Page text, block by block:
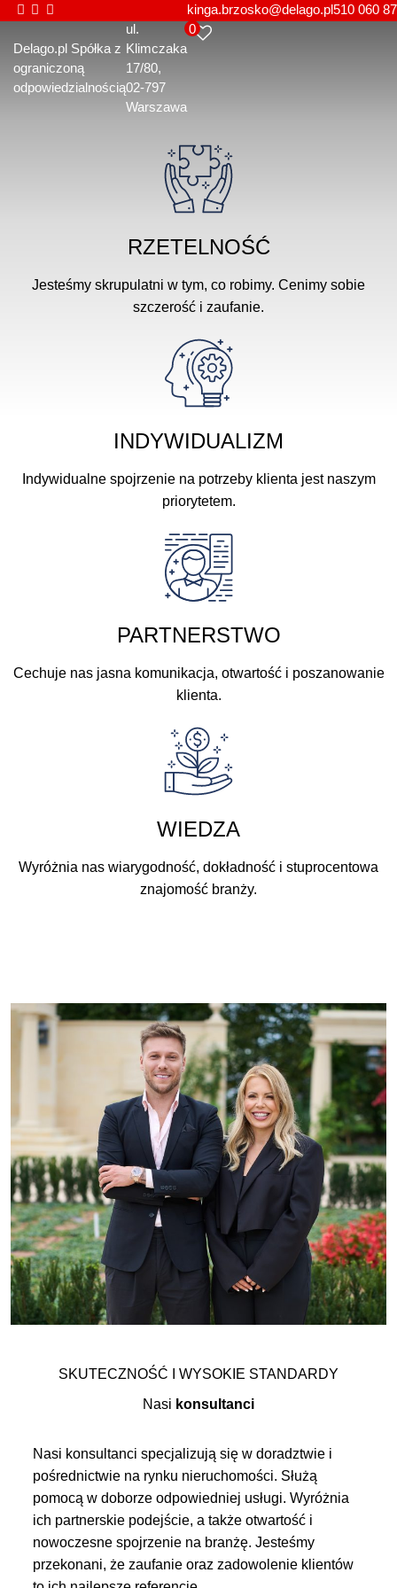
Delago.pl Spółka z
ograniczoną
odpowiedzialnością
ul.
Klimczaka
17/80
02-797
Warszawa
kinga.brzosko@delago.pl510 060
0
RZETELNOŚĆ
Jesteśmy skrupulatni w tym, co robimy. Cenimy sobie
szczerość i zaufanie.
INDYWIDUALIZM
Indywidualne spojrzenie na potrzeby klienta jest naszym
priorytetem.
PARTNERSTWO
Cechuje nas jasna komunikacja, otwartość i poszanowanie
klienta.
WIEDZA
Wyróżnia nas wiarygodność, dokładność i stuprocentowa
znajomość branży.
SKUTECZNOŚĆ I WYSOKIE STANDARDY
Nasi konsultanci
Nasi konsultanci specjalizują się w doradztwie i
pośrednictwie na rynku nieruchomości. Służą
pomocą w doborze odpowiedniej usługi. Wyróżnia
ich partnerskie podejście, a także otwartość i
nowoczesne spojrzenie na branżę. Jesteśmy
przekonani, że zaufanie oraz zadowolenie klientów